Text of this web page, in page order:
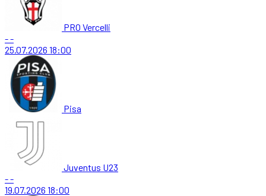
PRO Vercelli
--
25.07.2026 18:00
Pisa
Juventus U23
--
19.07.2026 18:00